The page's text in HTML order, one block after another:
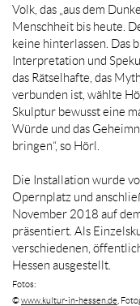
Volk, das „aus dem
Menschheit bis heute.
keine hinterlassen. Das
Interpretation und
das Rätselhafte, das
verbunden ist, wählte
Skulptur bewusst eine
Würde und das
bringen“, so Hörl.
Die Installation wurde
Opernplatz und
November 2018 auf
präsentiert. Als
verschiedenen,
Hessen ausgestellt.
Fotos:
©www.kultur-in-hessen.de